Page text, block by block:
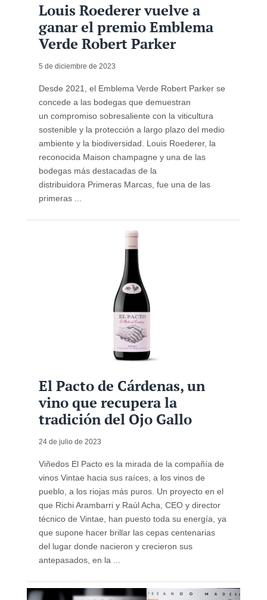
Louis Roederer vuelve a
ganar el premio Emblema
Verde Robert Parker
5 de diciembre de 2023
Desde 2021, el Emblema Verde Robert Parker se
concede a las bodegas que demuestran
un compromiso sobresaliente con la viticultura
sostenible y la protección a largo plazo del medio
ambiente y la biodiversidad. Louis Roederer, la
reconocida Maison champagne y una de las
bodegas más destacadas de la
distribuidora Primeras Marcas, fue una de las
primeras ...
El Pacto de Cárdenas, un
vino que recupera la
tradición del Ojo Gallo
24 de julio de 2023
Viñedos El Pacto es la mirada de la compañía de
vinos Vintae hacia sus raíces, a los vinos de
pueblo, a los riojas más puros. Un proyecto en el
que Richi Arambarri y Raúl Acha, CEO y director
técnico de Vintae, han puesto toda su energía, ya
que supone hacer brillar las cepas centenarias
del lugar donde nacieron y crecieron sus
antepasados, en la ...